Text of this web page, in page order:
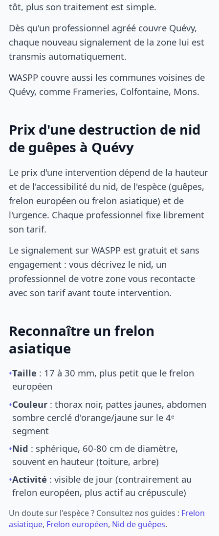
tôt, plus son traitement est simple.
Dès qu'un professionnel agréé couvre Quévy,
chaque nouveau signalement de la zone lui est
transmis automatiquement.
WASPP couvre aussi les communes voisines de
Quévy, comme Frameries, Colfontaine, Mons.
Prix d'une destruction de nid
de guêpes à Quévy
Le prix d'une intervention dépend de la hauteur
et de l'accessibilité du nid, de l'espèce (guêpes,
frelon européen ou frelon asiatique) et de
l'urgence. Chaque professionnel fixe librement
son tarif.
Le signalement sur WASPP est gratuit et sans
engagement : vous décrivez le nid, un
professionnel de votre zone vous recontacte
avec son tarif avant toute intervention.
Reconnaître un frelon
asiatique
•Taille : 17 à 30 mm, plus petit que le frelon
européen
•Couleur : thorax noir, pattes jaunes, abdomen
sombre cerclé d'orange/jaune sur le 4ᵉ
segment
•Nid : sphérique, 60-80 cm de diamètre,
souvent en hauteur (toiture, arbre)
•Activité : visible de jour (contrairement au
frelon européen, plus actif au crépuscule)
Un doute sur l'espèce ? Consultez nos guides : Frelon
asiatique, Frelon européen, Nid de guêpes.